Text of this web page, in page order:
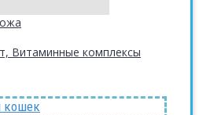
Витаминные комплексы
кошек